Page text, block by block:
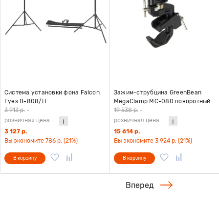
Система установки фона Falcon
Eyes В-808/H
3 913 р. -
розничная цена
3 127 р.
Вы экономите 786 р. (21%)
В корзину
Зажим-струбцина GreenBean
MegaClamp MC-080 поворотный
19 538 р. -
розничная цена
15 614 р.
Вы экономите 3 924 р. (21%)
В корзину
Вперед